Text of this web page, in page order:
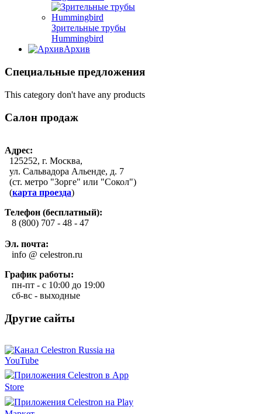
Зрительные трубы
Hummingbird
Архив
Специальные предложения
This category don't have any products
Салон продаж
Адрес:
125252, г. Москва,
ул. Сальвадора Альенде, д. 7
(ст. метро "Зорге" или "Сокол")
(карта проезда)
Телефон (бесплатный):
8 (800) 707 - 48 - 47
Эл. почта:
info @ celestron.ru
График работы:
пн-пт - с 10:00 до 19:00
сб-вс - выходные
Другие сайты